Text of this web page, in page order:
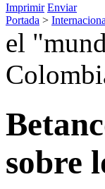
Imprimir Enviar
Portada >
el
sobre